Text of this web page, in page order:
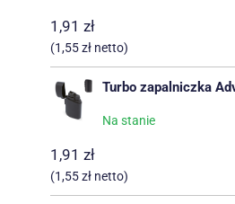
1,91 zł
(1,55zł netto)
Turbo zapalniczka
Na stanie
1,91 zł
(1,55zł netto)